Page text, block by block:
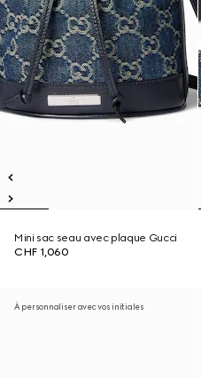
Mini sac seau avec plaque Gucci
CHF 1,060
À personnaliser avec vos initiales